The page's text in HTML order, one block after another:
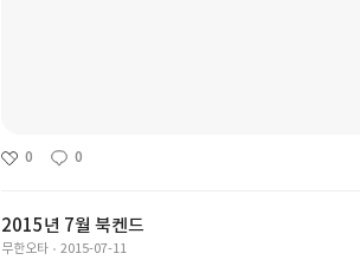
0 0
2015년 7월 북켄드
무한오타 2015-07-11